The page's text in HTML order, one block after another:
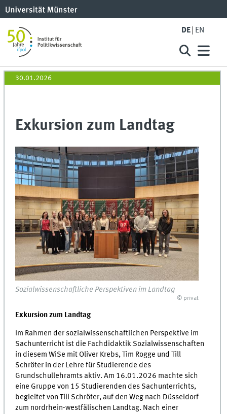
DE EN
30.01.2026
Exkursion zum Landtag
Sozialwissenschaftliche Perspektiven im Landtag
© privat
Exkursion zum Landtag
Im Rahmen der sozialwissenschaftlichen Perspektive im
Sachunterricht ist die Fachdidaktik Sozialwissenschaften
in diesem WiSe mit Oliver Krebs, Tim Rogge und Till
Schröter in der Lehre für Studierende des
Grundschullehramts aktiv. Am 16.01.2026 machte sich
eine Gruppe von 15 Studierenden des Sachunterrichts,
begleitet von Till Schröter, auf den Weg nach Düsseldorf
zum nordrhein-westfälischen Landtag. Nach einer